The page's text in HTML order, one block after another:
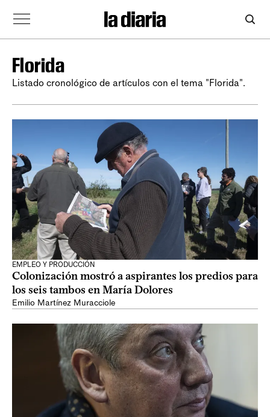
Florida
Listado cronológico de artículos con el tema "Florida".
EMPLEO Y PRODUCCIÓN
Colonización mostró a aspirantes los predios para
los seis tambos en María Dolores
Emilio Martínez Muracciole